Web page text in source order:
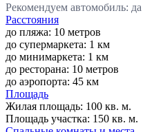
Рекомендуем автомобиль: да
Расстояния
до пляжа: 10 метров
до супермаркета: 1 км
до минимаркета: 1 км
до ресторана: 10 метров
до аэропорта: 45 км
Площадь
Жилая площадь: 100 кв. м.
Площадь участка: 150 кв. м.